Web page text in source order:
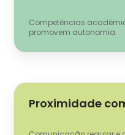
Competências
promovem autonomia.
Proximidade